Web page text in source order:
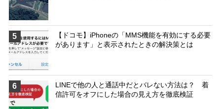
5
【ドコモ】iPhoneの「MMS機能を有効にする必要
があります」と表示されたときの解決策とは
6
LINEで他の人と通話中だとバレない方法は？ 着
信許可をオフにした場合の見え方を徹底検証